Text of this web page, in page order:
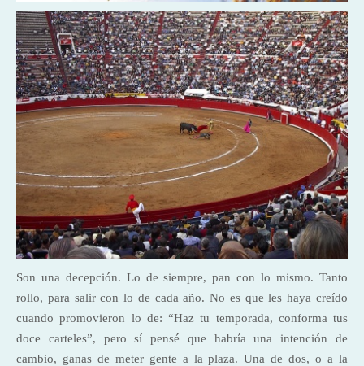
Son una decepción. Lo de siempre, pan con lo mismo. Tanto
rollo, para salir con lo de cada año. No es que les haya creído
cuando promovieron lo de: “Haz tu temporada, conforma tus
doce carteles”, pero sí pensé que habría una intención de
cambio, ganas de meter gente a la plaza. Una de dos, o a la